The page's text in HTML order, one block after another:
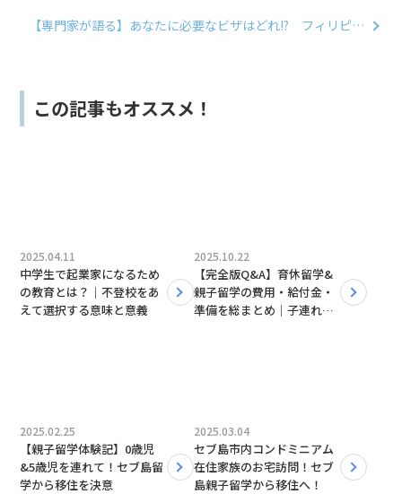
【専門家が語る】あなたに必要なビザはどれ!? フィリピン
この記事もオススメ！
2025.04.11
中学生で起業家になるため
の教育とは？｜不登校をあ
えて選択する意味と意義
2025.10.22
【完全版Q&A】育休留学&
親子留学の費用・給付金・
準備を総まとめ｜子連れセ
2025.02.25
【親子留学体験記】0歳児
&5歳児を連れて！セブ島留
学から移住を決意
2025.03.04
セブ島市内コンドミニアム
在住家族のお宅訪問！セブ
島親子留学から移住へ！